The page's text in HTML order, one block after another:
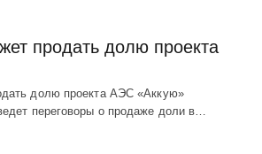
продать долю проекта
долю проекта АЭС «Аккую»
переговоры о продаже доли в…